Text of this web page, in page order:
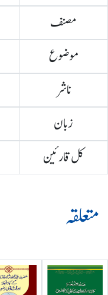
مصنف
موضوع
ناشر
زبان
کل قارئین
متعلقہ